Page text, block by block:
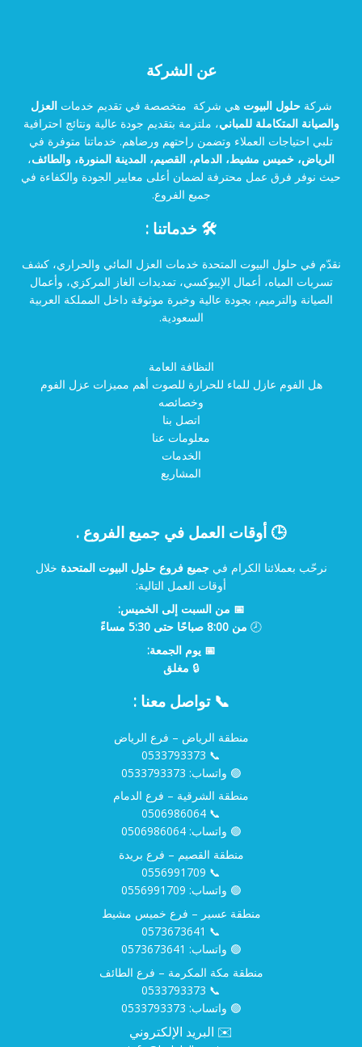
عن الشركة
شركةحلول البيوت هي شركة متخصصة في تقديم خدماتالعزل
والصيانة المتكاملة للمباني، ملتزمة بتقديم جودة عالية ونتائج احترافية
تلبي احتياجات العملاء وتضمن راحتهم ورضاهم. خدماتنا متوفرة في
الرياض، خميس مشيط، الدمام، القصيم، المدينة المنورة، والطائف،
حيث نوفر فرق عمل محترفة لضمان أعلى معايير الجودة والكفاءة في
جميع الفروع.
🛠️ خدماتنا :
نقدّم في حلول البيوت المتحدة خدمات العزل المائي والحراري، كشف
تسربات المياه، أعمال الإيبوكسي، تمديدات الغاز المركزي، وأعمال
الصيانة والترميم، بجودة عالية وخبرة موثوقة داخل المملكة العربية
السعودية.
النظافة العامة
هل الفوم عازل للماء للحرارة للصوت أهم مميزات عزل الفوم
وخصائصه
اتصل بنا
معلومات عنا
الخدمات
المشاريع
🕒 أوقات العمل في جميع الفروع .
نرحّب بعملائنا الكرام فيجميع فروع حلول البيوت المتحدة خلال
أوقات العمل التالية:
📅 من السبت إلى الخميس:
🕗 من 8:00 صباحًا حتى 5:30 مساءً
📅 يوم الجمعة:
🔒 مغلق
📞 تواصل معنا :
منطقة الرياض – فرع الرياض
📞
0533793373
🟢 واتساب: 0533793373
منطقة الشرقية – فرع الدمام
📞
0506986064
🟢 واتساب:0506986064
منطقة القصيم – فرع بريدة
📞
🟢 واتساب: 0556991709
منطقة عسير – فرع خميس مشيط
📞
0573673641
🟢 واتساب: 0573673641
منطقة مكة المكرمة – فرع الطائف
📞
0533793373
🟢 واتساب: 0533793373
✉️ البريد الإلكتروني